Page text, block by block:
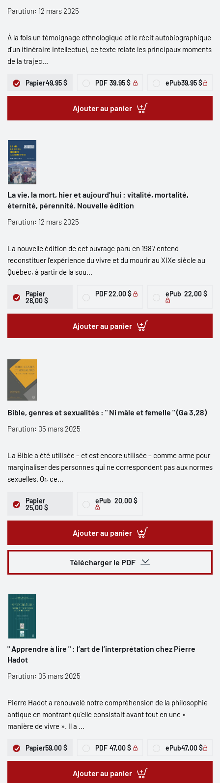
Parution: 12 mars 2025
À la fois un témoignage ethnologique et le récit autobiographique
d’un itinéraire intellectuel, ce texte relate les principaux moments
de la trajec...
Papier49,95 $ PDF 39,95 $ ePub39,95 $
Ajouter au panier
La vie, la mort, hier et aujourd’hui : vitalité, mortalité,
éternité, pérennité. Nouvelle édition
Parution: 12 mars 2025
La nouvelle édition de cet ouvrage paru en 1987 entend
reconstituer l’expérience du vivre et du mourir au XIXe siècle au
Québec, à partir de la sou...
Papier
28,00 $
PDF22,00 $ ePub 22,00 $
Ajouter au panier
Bible, genres et sexualités : " Ni mâle et femelle " (Ga 3,28)
Parution: 05 mars 2025
La Bible a été utilisée – et est encore utilisée – comme arme pour
marginaliser des personnes qui ne correspondent pas aux normes
sexuelles. Or, ce...
Papier
25,00 $
ePub 20,00 $
Ajouter au panier
Télécharger le PDF
" Apprendre à lire " : l’art de l’interprétation chez Pierre
Hadot
Parution: 05 mars 2025
Pierre Hadot a renouvelé notre compréhension de la philosophie
antique en montrant qu’elle consistait avant tout en une «
manière de vivre ». Il a ...
Papier59,00 $ PDF 47,00 $ ePub47,00 $
Ajouter au panier